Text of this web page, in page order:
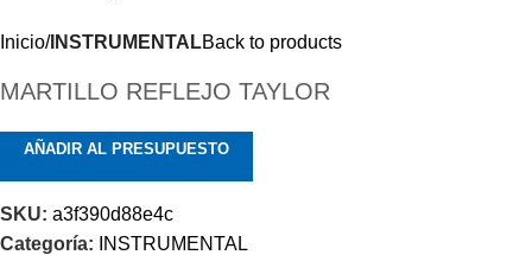
Inicio INSTRUMENTALBack to products
MARTILLO REFLEJO TAYLOR
AÑADIR AL PRESUPUESTO
SKU: a3f390d88e4c
Categoría:
INSTRUMENTAL